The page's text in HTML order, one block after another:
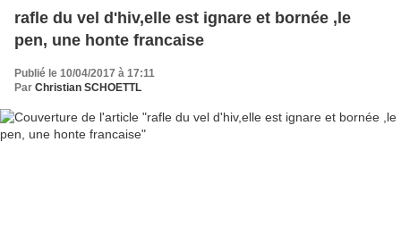
rafle du vel d'hiv,elle est ignare et bornée ,le
pen, une honte francaise
Publié le 10/04/2017 à 17:11
Par Christian SCHOETTL